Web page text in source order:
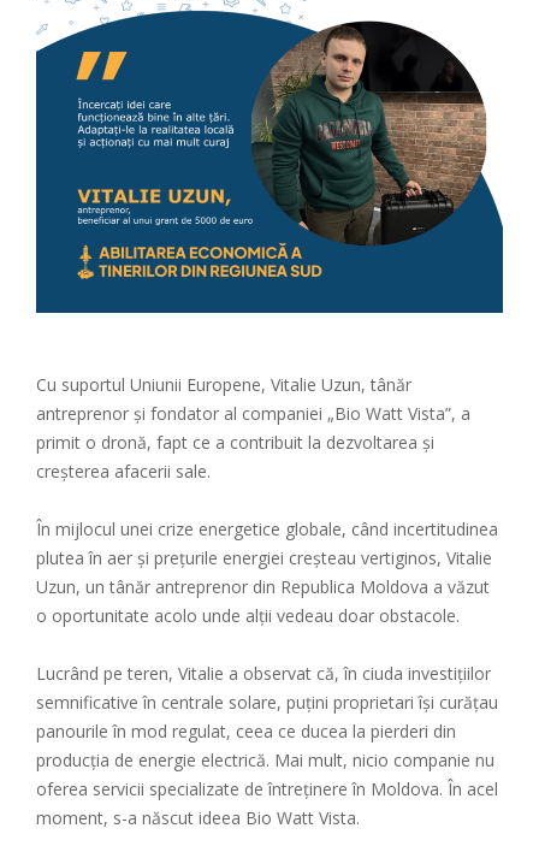
Cu suportul Uniunii Europene, Vitalie Uzun, tânăr
antreprenor și fondator al companiei „Bio Watt Vista”, a
primit o dronă, fapt ce a contribuit la dezvoltarea și
creșterea afacerii sale.
În mijlocul unei crize energetice globale, când incertitudinea
plutea în aer și prețurile energiei creșteau vertiginos, Vitalie
Uzun, un tânăr antreprenor din Republica Moldova a văzut
o oportunitate acolo unde alții vedeau doar obstacole.
Lucrând pe teren, Vitalie a observat că, în ciuda investițiilor
semnificative în centrale solare, puțini proprietari își curățau
panourile în mod regulat, ceea ce ducea la pierderi din
producția de energie electrică. Mai mult, nicio companie nu
oferea servicii specializate de întreținere în Moldova. În acel
moment, s-a născut ideea Bio Watt Vista.